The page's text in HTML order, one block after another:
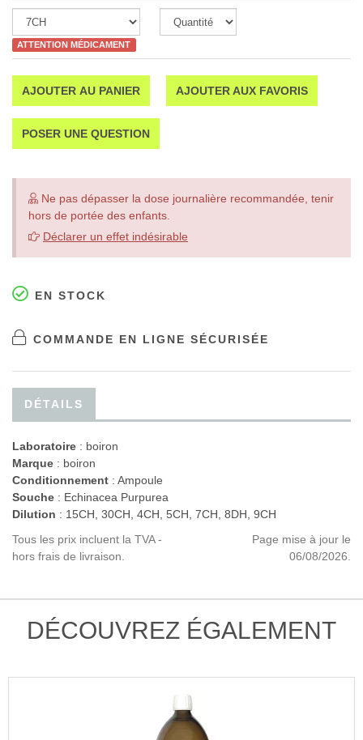
ATTENTION MÉDICAMENT
AJOUTER AU PANIER AJOUTER AUX FAVORIS
POSER UNE QUESTION
Ne pas dépasser la dose journalière recommandée, tenir
hors de portée des enfants.
Déclarer un effet indésirable
EN STOCK
COMMANDE EN LIGNE SÉCURISÉE
DÉTAILS
Laboratoire : boiron
Marque : boiron
Conditionnement : Ampoule
Souche : Echinacea Purpurea
Dilution : 15CH, 30CH, 4CH, 5CH, 7CH, 8DH, 9CH
Tous les prix incluent la TVA -
hors frais de livraison.
Page mise à jour le
06/08/2026.
DÉCOUVREZ ÉGALEMENT